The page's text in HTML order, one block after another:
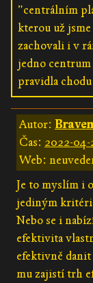
"centrálním
kterou už
zachovali i v
jedno centrum
pravidla
Autor:
Čas: 2022-04-
Web:
Je to myslím i
jediným
Nebo se i
efektivita
efektivně
mu zajistí trh